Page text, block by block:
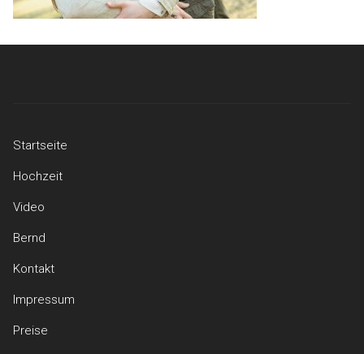
Startseite
Hochzeit
Video
Bernd
Kontakt
Impressum
Preise